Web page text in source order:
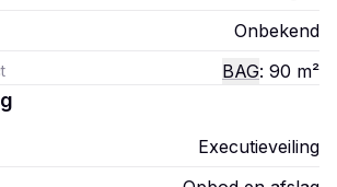
Onbekend
BAG: 90 m²
Executieveiling